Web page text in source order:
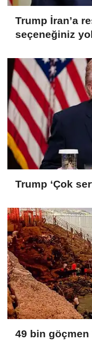
Trump İran’a
seçeneğiniz
Trump ‘Çok
49 bin göçmen